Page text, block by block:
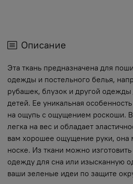
Описание
Эта ткань предназначена для
одежды и постельного белья,
рубашек, блузок и другой
детей. Ее уникальная
на ощупь с ощущением роскоши.
легка на вес и обладает
вам хорошее ощущение руки, она
носке. Из ткани можно
одежду для сна или изысканную
ваши зеленые идеи по защите